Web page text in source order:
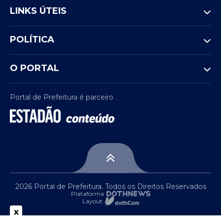
LINKS ÚTEIS
POLÍTICA
O PORTAL
Portal de Prefeitura é parceiro
2026 Portal de Prefeitura. Todos os Direitos Reservados
Plataforma
Layout
x